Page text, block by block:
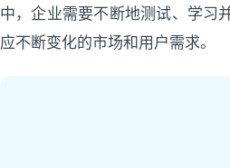
中，企业需要不断地测试、学习
应不断变化的市场和用户需求。